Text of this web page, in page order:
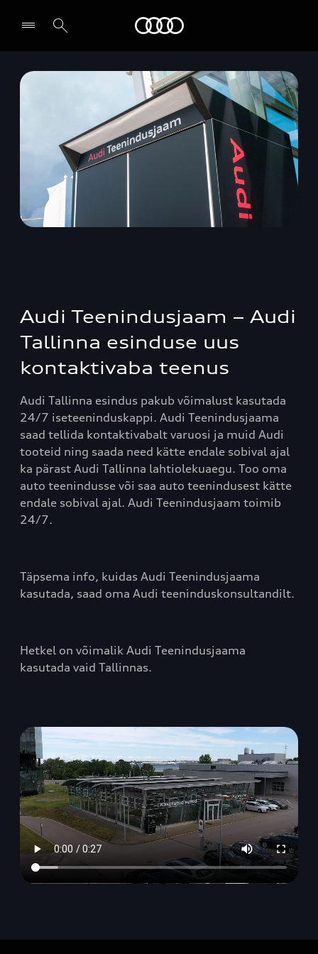
Audi Teenindusjaam – Audi
Tallinna esinduse uus
kontaktivaba teenus
Audi Tallinna esindus pakub võimalust kasutada
24/7 iseteeninduskappi. Audi Teenindusjaama
saad tellida kontaktivabalt varuosi ja muid Audi
tooteid ning saada need kätte endale sobival ajal
ka pärast Audi Tallinna lahtiolekuaegu. Too oma
auto teenindusse või saa auto teenindusest kätte
endale sobival ajal. Audi Teenindusjaam toimib
24/7.
Täpsema info, kuidas Audi Teenindusjaama
kasutada, saad oma Audi teeninduskonsultandilt.
Hetkel on võimalik Audi Teenindusjaama
kasutada vaid Tallinnas.